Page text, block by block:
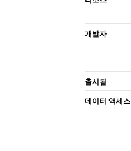
개발자
출시됨
데이터 액세스